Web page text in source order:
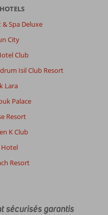
& Spa Deluxe
City
Club
Isil Club Resort
Lara
Palace
Resort
K Club
Resort
sécurisés garantis